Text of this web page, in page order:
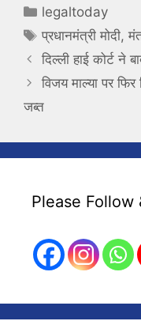
Categories
legaltoday
Tags
प्रधानमंत्री मोदी,
दिल्ली हाई कोर्ट ने
विजय माल्या पर
जब्त
Please Follow